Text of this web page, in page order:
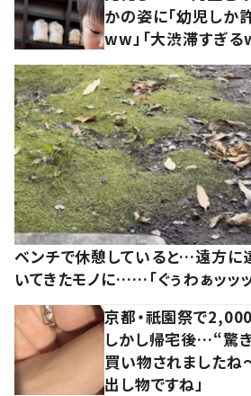
かの姿に「幼児しか
ww」「大渋滞すぎる
ベンチで休憩していると…遠方に
いてきたモノに……「ぐぅわぁッッ
京都・祇園祭で
しかし帰宅後…“驚
買い物されましたね～
出し物ですね」